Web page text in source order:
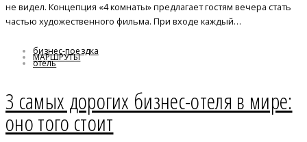
не видел. Концепция «4 комнаты» предлагает гостям вечера стать
частью художественного фильма. При входе каждый…
МАРШРУТЫ
бизнес-поездка
отель
3 самых дорогих бизнес-отеля в мире:
оно того стоит